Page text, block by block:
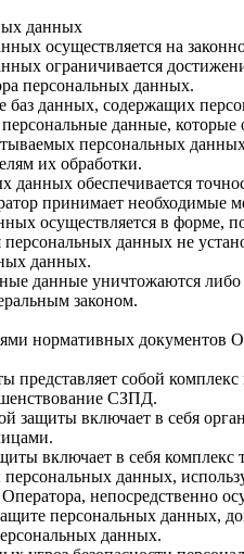
данных
осуществляется на
ограничивается
персональных данных.
баз данных, содержащих
данные, которые
персональных
их обработки.
данных обеспечивается
принимает необходимые
осуществляется в форме,
данных не
данных.
данные уничтожаются
законом.
нормативных документов
представляет собой
СЗПД.
защиты включает в себя
включает в себя
данных,
непосредственно
персональных данных,
данных.